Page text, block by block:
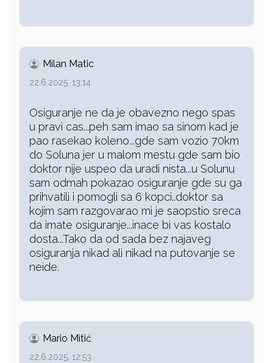
Milan Matic
22.6.2025. 13:14
Osiguranje ne da je obavezno nego spas
u pravi cas...peh sam imao sa sinom kad je
pao rasekao koleno...gde sam vozio 70km
do Soluna jer u malom mestu gde sam bio
doktor nije uspeo da uradi nista...u Solunu
sam odmah pokazao osiguranje gde su ga
prihvatili i pomogli sa 6 kopci..doktor sa
kojim sam razgovarao mi je saopstio sreca
da imate osiguranje...inace bi vas kostalo
dosta...Tako da od sada bez najaveg
osiguranja nikad ali nikad na putovanje se
neide.
Mario Mitić
22.6.2025. 12:53